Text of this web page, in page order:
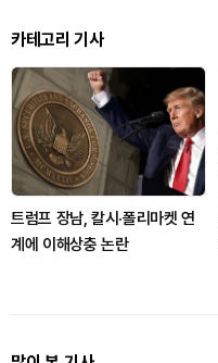
카테고리 기사
트럼프 장남, 칼시·폴리마켓 연
계에 이해상충 논란